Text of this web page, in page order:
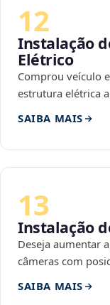
12
Instalação
Elétrico
Comprou veículo
estrutura elétrica
SAIBA MAIS
13
Instalação
Deseja aumentar
câmeras com
SAIBA MAIS